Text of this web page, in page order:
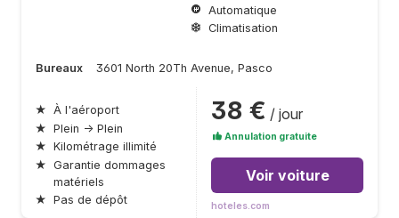
Automatique
Climatisation
Bureaux 3601 North 20Th Avenue, Pasco
★ À l'aéroport
★ Plein → Plein
★ Kilométrage illimité
★ Garantie dommages
matériels
★ Pas de dépôt
38 € / jour
Annulation gratuite
Voir voiture
hoteles.com